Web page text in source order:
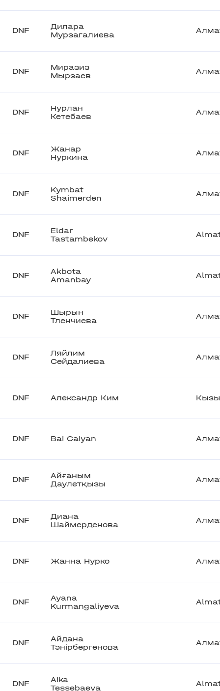
DNF
Дилара
Мурзагалиева
DNF
Миразиз
Мырзаев
DNF
Нурлан
Кетебаев
DNF
Жанар
Нуркина
DNF
Kymbat
Shaimerden
DNF
Eldar
Tastambekov
DNF
Akbota
Amanbay
DNF
Шырын
Тленчиева
DNF
Ляйлим
Сейдалиева
DNF Александр Ким
DNF Bai Caiyan
DNF
Айғаным
Даулетқызы
DNF
Диана
Шаймерденова
DNF Жанна Нурко
DNF
Ayana
Kurmangaliyeva
DNF
Айдана
Тәнірбергенова
DNF
Aika
Tessebaeva